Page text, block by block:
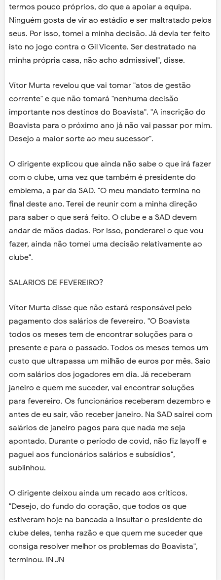
termos pouco próprios, do que a apoiar a equipa.
Ninguém gosta de vir ao estádio e ser maltratado pelos
seus. Por isso, tomei a minha decisão. Já devia ter feito
isto no jogo contra o Gil Vicente. Ser destratado na
minha própria casa, não acho admissível", disse.
Vítor Murta revelou que vai tomar "atos de gestão
corrente" e que não tomará "nenhuma decisão
importante nos destinos do Boavista". "A inscrição do
Boavista para o próximo ano já não vai passar por mim.
Desejo a maior sorte ao meu sucessor".
O dirigente explicou que ainda não sabe o que irá fazer
com o clube, uma vez que também é presidente do
emblema, a par da SAD. "O meu mandato termina no
final deste ano. Terei de reunir com a minha direção
para saber o que será feito. O clube e a SAD devem
andar de mãos dadas. Por isso, ponderarei o que vou
fazer, ainda não tomei uma decisão relativamente ao
clube".
SALARIOS DE FEVEREIRO?
Vítor Murta disse que não estará responsável pelo
pagamento dos salários de fevereiro. "O Boavista
todos os meses tem de encontrar soluções para o
presente e para o passado. Todos os meses temos um
custo que ultrapassa um milhão de euros por mês. Saio
com salários dos jogadores em dia. Já receberam
janeiro e quem me suceder, vai encontrar soluções
para fevereiro. Os funcionários receberam dezembro e
antes de eu sair, vão receber janeiro. Na SAD sairei com
salários de janeiro pagos para que nada me seja
apontado. Durante o período de covid, não fiz layoff e
paguei aos funcionários salários e subsídios",
sublinhou.
O dirigente deixou ainda um recado aos críticos.
"Desejo, do fundo do coração, que todos os que
estiveram hoje na bancada a insultar o presidente do
clube deles, tenha razão e que quem me suceder que
consiga resolver melhor os problemas do Boavista",
terminou. IN JN